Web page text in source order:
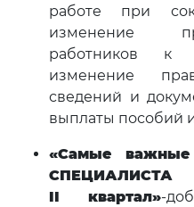
работе при
изменение
работников к
изменение
сведений и
выплаты пособий
«Самые
II квартал»-